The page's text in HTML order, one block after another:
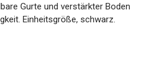
Gurte und verstärkter Boden
Einheitsgröße, schwarz.